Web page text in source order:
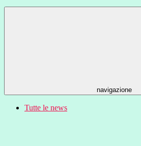
navigazione
Tutte le news